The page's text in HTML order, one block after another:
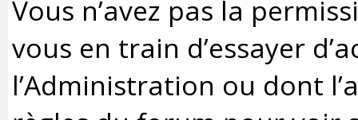
Vous n’avez pas la
vous en train d’essayer
l’Administration ou dont